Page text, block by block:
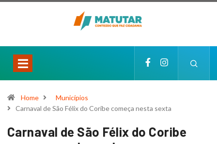
Home
Municípios
Carnaval de São Félix do Coribe começa nesta sexta
Carnaval de São Félix do Coribe